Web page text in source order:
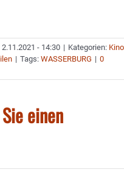
2.11.2021 - 14:30 | Kategorien:
| Tags:WASSERBURG | 0
einen